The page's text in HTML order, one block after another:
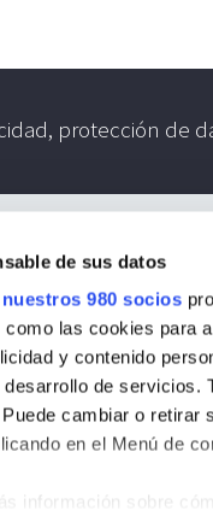
de sus datos
nuestros 980 socios
como las cookies para
y contenido
de servicios.
cambiar o retirar
en el Menú de
información sobre
protección de
Altea